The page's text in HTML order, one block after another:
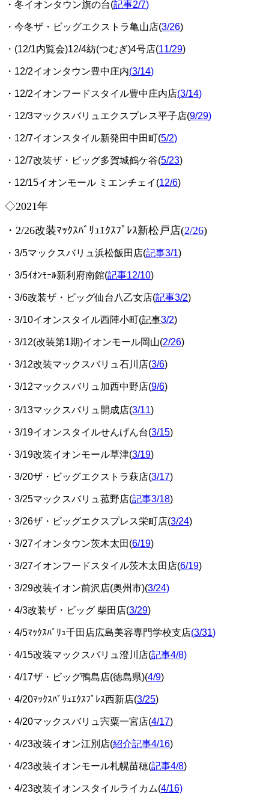
・冬イオンタウン旗の台(記事2/7)
・今冬ザ・ビッグエクストラ亀山店(3/26)
・(12/1内覧会)12/4紡(つむぎ)4号店(11/29)
・12/2イオンタウン豊中庄内(3/14)
・12/2イオンフードスタイル豊中庄内店(3/14)
・12/3マックスバリュエクスプレス平子店(9/29)
・12/7イオンスタイル新発田中田町(5/2)
・12/7改装ザ・ビッグ多賀城鶴ケ谷(5/23)
・12/15イオンモール ミエンチェイ(12/6)
◇2021年
・2/26改装ﾏｯｸｽﾊﾞﾘｭｴｸｽﾌﾟﾚｽ新松戸店(2/26)
・3/5マックスバリュ浜松飯田店(記事3/1)
・3/5ｲｵﾝﾓｰﾙ新利府南館(記事12/10)
・3/6改装ザ・ビッグ仙台八乙女店(記事3/2)
・3/10イオンスタイル西陣小町(記事3/2)
・3/12(改装第1期)イオンモール岡山(2/26)
・3/12改装マックスバリュ石川店(3/6)
・3/12マックスバリュ加西中野店(9/6)
・3/13マックスバリュ開成店(3/11)
・3/19イオンスタイルせんげん台(3/15)
・3/19改装イオンモール草津(3/19)
・3/20ザ・ビッグエクストラ萩店(3/17)
・3/25マックスバリュ菰野店(記事3/18)
・3/26ザ・ビッグエクスプレス栄町店(3/24)
・3/27イオンタウン茨木太田(6/19)
・3/27イオンフードスタイル茨木太田店(6/19)
・3/29改装イオン前沢店(奥州市)(3/24)
・4/3改装ザ・ビッグ 柴田店(3/29)
・4/5ﾏｯｸｽﾊﾞﾘｭ千田店広島美容専門学校支店(3/31)
・4/15改装マックスバリュ澄川店(記事4/8)
・4/17ザ・ビッグ鴨島店(徳島県)(4/9)
・4/20ﾏｯｸｽﾊﾞﾘｭｴｸｽﾌﾟﾚｽ西新店(3/25)
・4/20マックスバリュ宍粟一宮店(4/17)
・4/23改装イオン江別店(紹介記事4/16)
・4/23改装イオンモール札幌苗穂(記事4/8)
・4/23改装イオンスタイルライカム(4/16)